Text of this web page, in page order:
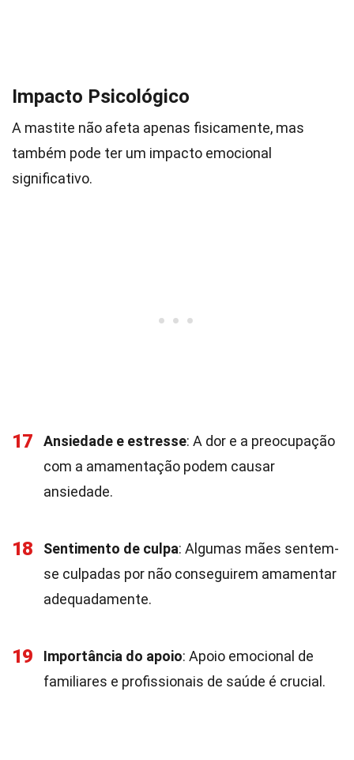
Impacto Psicológico
A mastite não afeta apenas fisicamente, mas
também pode ter um impacto emocional
significativo.
17 Ansiedade e estresse: A dor e a preocupação
com a amamentação podem causar
ansiedade.
18 Sentimento de culpa: Algumas mães sentem-
se culpadas por não conseguirem amamentar
adequadamente.
19 Importância do apoio: Apoio emocional de
familiares e profissionais de saúde é crucial.